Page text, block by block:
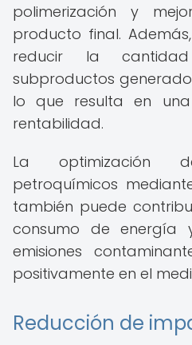
polimerización y
producto final.
reducir la
subproductos
lo que resulta en
rentabilidad.
La optimización
petroquímicos
también puede
consumo de energía
emisiones
positivamente en el
Reducción de